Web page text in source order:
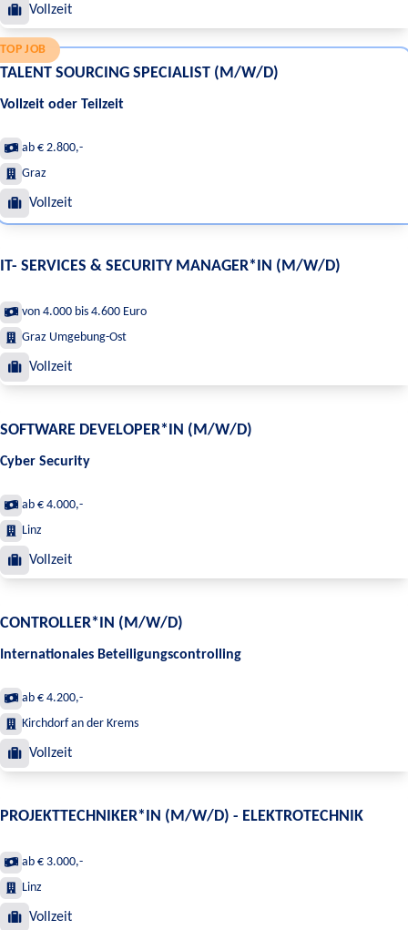
Vollzeit
TOP JOB
TALENT SOURCING SPECIALIST (M/W/D)
Vollzeit oder Teilzeit
ab € 2.800,-
Graz
Vollzeit
IT- SERVICES & SECURITY MANAGER*IN (M/W/D)
von 4.000 bis 4.600 Euro
Graz Umgebung-Ost
Vollzeit
SOFTWARE DEVELOPER*IN (M/W/D)
Cyber Security
ab € 4.000,-
Linz
Vollzeit
CONTROLLER*IN (M/W/D)
Internationales Beteiligungscontrolling
ab € 4.200,-
Kirchdorf an der Krems
Vollzeit
PROJEKTTECHNIKER*IN (M/W/D) - ELEKTROTECHNIK
ab € 3.000,-
Linz
Vollzeit